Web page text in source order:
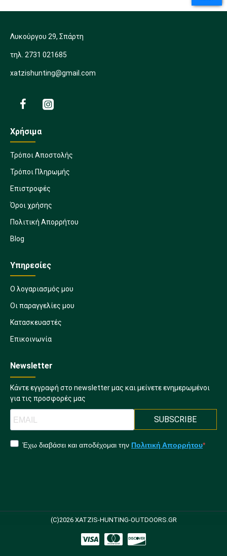
Λυκούργου 29, Σπάρτη
τηλ. 2731 021685
xatzishunting@gmail.com
Χρήσιμα
Τρόποι Αποστολής
Τρόποι Πληρωμής
Επιστροφές
Όροι χρήσης
Πολιτική Απορρήτου
Blog
Υπηρεσίες
Ο λογαριασμός μου
Οι παραγγελίες μου
Κατασκευαστές
Επικοινωνία
Newsletter
Κάντε εγγραφή στο newsletter μας και μείνετε ενημερωμένοι
για τις προσφορές μας
SUBSCRIBE
Έχω διαβάσει και αποδέχομαι την Πολιτική Απορρήτου
(C)2026 XATZIS-HUNTING-OUTDOORS.GR